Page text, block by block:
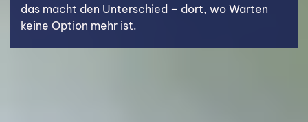
das macht den Unterschied – dort, wo Warten
keine Option mehr ist.